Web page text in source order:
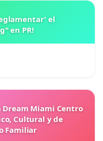
el
en PR!
Dream Miami Centro
Cultural y de
Familiar